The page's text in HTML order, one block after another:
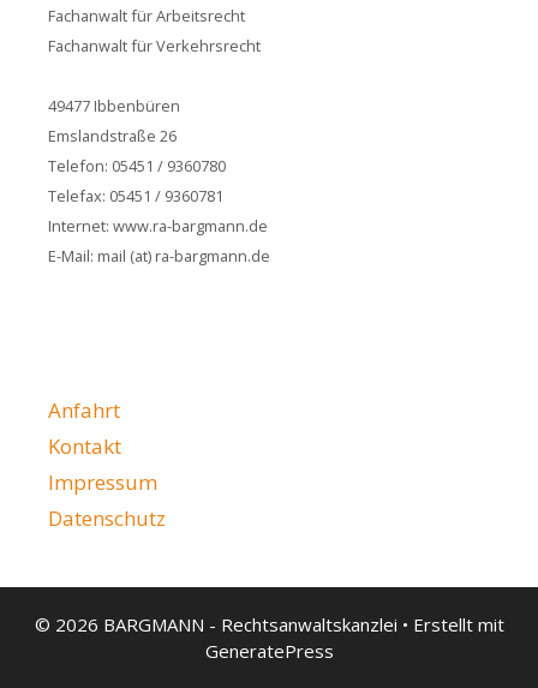
Fachanwalt für Arbeitsrecht
Fachanwalt für Verkehrsrecht
49477 Ibbenbüren
Emslandstraße 26
Telefon: 05451 / 9360780
Telefax: 05451 / 9360781
Internet: www.ra-bargmann.de
E-Mail: mail (at) ra-bargmann.de
Anfahrt
Kontakt
Impressum
Datenschutz
© 2026 BARGMANN - Rechtsanwaltskanzlei • Erstellt mit
GeneratePress